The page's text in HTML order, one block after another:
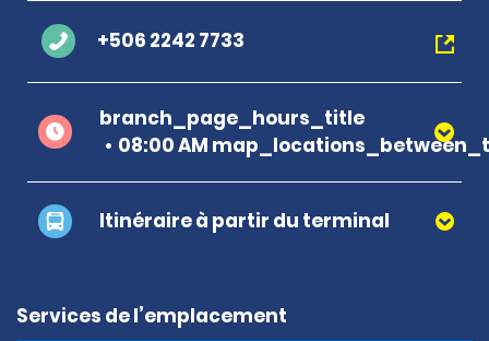
+506 2242 7733
branch_page_hours_title
08:00 AM
Itinéraire à partir du terminal
Services de l’emplacement